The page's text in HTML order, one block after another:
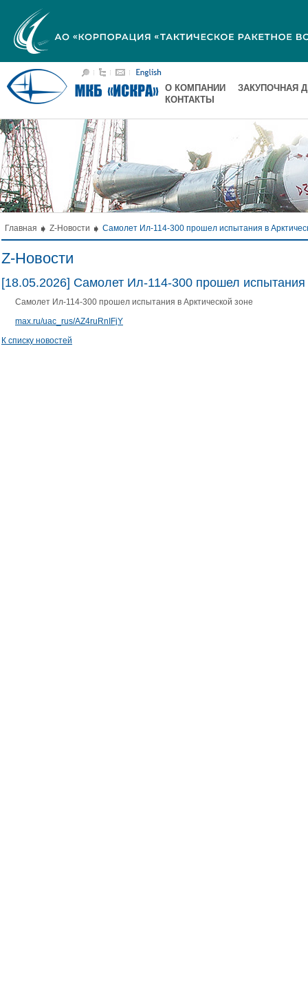
О КОМПАНИИ
ЗАКУПОЧНАЯ
КОНТАКТЫ
Главная Z-Новости Самолет Ил-114-300 прошел испытания в
Z-Новости
[18.05.2026] Самолет Ил-114-300 прошел испытания
Самолет Ил-114-300 прошел испытания в Арктической зоне
max.ru/uac_rus/AZ4ruRnIFjY
К списку новостей